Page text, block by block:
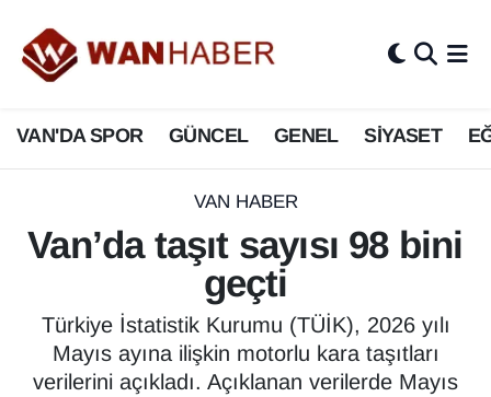
VAN'DA SPOR GÜNCEL GENEL SİYASET
VAN HABER
Van’da taşıt sayısı 98 bini
geçti
Türkiye İstatistik Kurumu (TÜİK), 2026 yılı
Mayıs ayına ilişkin motorlu kara taşıtları
verilerini açıkladı. Açıklanan verilerde Mayıs
3.SAYFA
ASAYİŞ
BİLİM VE TEKNOLOJİ
Biyografi
ÇEVRE
Van Nöbetçi Eczaneler
Van Hava Durumu
Van Namaz Vakitleri
Van Trafik Yoğunluk Haritası
Süper Lig Puan Durumu ve Fikstür
Tüm Manşetler